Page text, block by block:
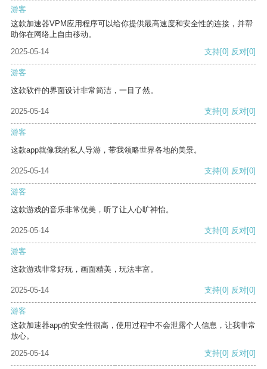
游客
这款加速器VPM应用程序可以给你提供最高速度和安全性的连接，并帮
助你在网络上自由移动。
2025-05-14
支持[0] 反对[0]
游客
这款软件的界面设计非常简洁，一目了然。
2025-05-14 支持[0] 反对[0]
游客
这款app就像我的私人导游，带我领略世界各地的美景。
2025-05-14 支持[0] 反对[0]
游客
这款游戏的音乐非常优美，听了让人心旷神怡。
2025-05-14 支持[0] 反对[0]
游客
这款游戏非常好玩，画面精美，玩法丰富。
2025-05-14 支持[0] 反对[0]
游客
这款加速器app的安全性很高，使用过程中不会泄露个人信息，让我非常
放心。
2025-05-14
支持[0] 反对[0]